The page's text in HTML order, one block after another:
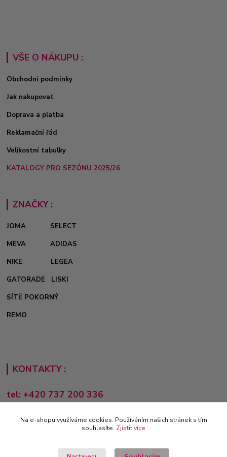
VŠE O NÁKUPU :
Obchodní podmínky
Jak nakupovat
Doprava a platba
Reklamační řád
Velikostní tabulky
KATALOGY PRO SEZÓNU 2025/26
ZNAČKY :
JOMA
SELECT
MEVA
ADIDAS
NIKE
LEGEA
GATORADE
LISKI
SÍTĚ POKORNÝ
REMO
KONTAKTY :
tel: +420 737 200 336
Pondělí-Pátek: 8 - 17 hodin
obchod@e-sporting.cz
Na e-shopu využíváme cookies. Používáním našich stránek s tím
souhlasíte. Zjistit více